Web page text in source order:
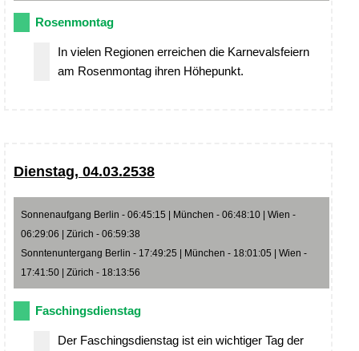
Rosenmontag
In vielen Regionen erreichen die Karnevalsfeiern
am Rosenmontag ihren Höhepunkt.
Dienstag, 04.03.2538
Sonnenaufgang Berlin - 06:45:15 | München - 06:48:10 | Wien -
06:29:06 | Zürich - 06:59:38
Sonntenuntergang Berlin - 17:49:25 | München - 18:01:05 | Wien -
17:41:50 | Zürich - 18:13:56
Faschingsdienstag
Der Faschingsdienstag ist ein wichtiger Tag der